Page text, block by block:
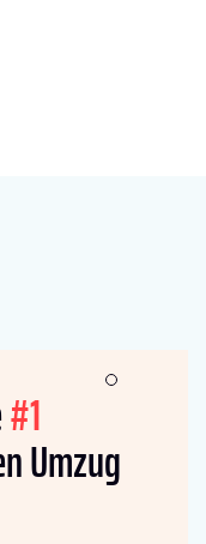
#1
Umzug